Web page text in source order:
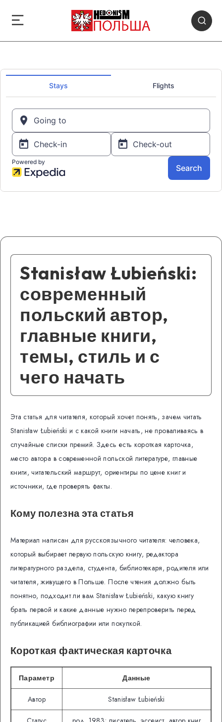
Stanisław Łubieński:
современный
польский автор,
главные книги,
темы, стиль и с
чего начать
Эта статья для читателя, который хочет понять, зачем читать
Stanisław Łubieński и с какой книги начать, не проваливаясь в
случайные списки премий. Здесь есть короткая карточка,
место автора в современной польской литературе, главные
книги, читательский маршрут, ориентиры по цене книг и
источники, где проверять факты.
Кому полезна эта статья
Материал написан для русскоязычного читателя: человека,
который выбирает первую польскую книгу, редактора
литературного раздела, студента, библиотекаря, родителя или
читателя, живущего в Польше. После чтения должно быть
понятно, подходит ли вам Stanisław Łubieński, какую книгу
брать первой и какие данные нужно перепроверить перед
публикацией библиографии или покупкой.
Короткая фактическая карточка
Параметр Данные
Автор Stanisław Łubieński